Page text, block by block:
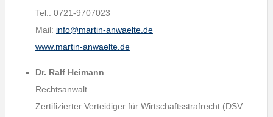
Tel.: 0721-9707023
Mail: info@martin-anwaelte.de
www.martin-anwaelte.de
Dr. Ralf Heimann
Rechtsanwalt
Zertifizierter Verteidiger für Wirtschaftsstrafrecht (DSV